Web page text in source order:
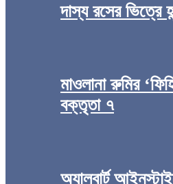
দাস্য রসের ভিত্রে
মাওলানা রুমির
বক্তৃতা ৭
অ্যালবার্ট